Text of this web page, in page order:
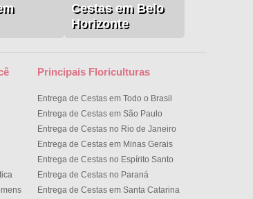
Cestas em Belo
Horizonte
Principais Floriculturas
Entrega de Cestas em Todo o Brasil
Entrega de Cestas em São Paulo
Entrega de Cestas no Rio de Janeiro
Entrega de Cestas em Minas Gerais
Entrega de Cestas no Espírito Santo
Entrega de Cestas no Paran
Entrega de Cestas em Santa Catarina